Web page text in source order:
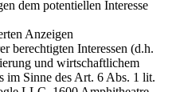
dem potentiellen Interesse
Anzeigen
berechtigten Interessen (d.h.
und wirtschaftlichem
im Sinne des Art. 6 Abs. 1 lit.